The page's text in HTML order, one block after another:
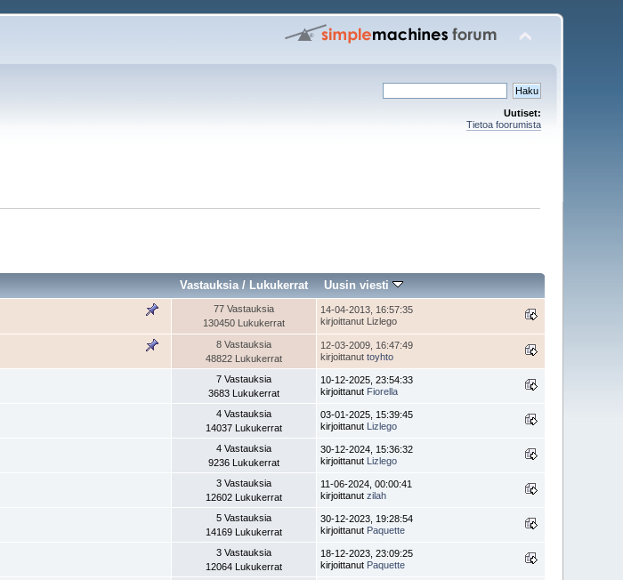
Uutiset:
Tietoa foorumista
Vastauksia/ Lukukerrat Uusin viesti
77 Vastauksia
130450 Lukukerrat
14-04-2013, 16:57:35
kirjoittanut Lizlego
8 Vastauksia
48822 Lukukerrat
12-03-2009, 16:47:49
kirjoittanuttoyhto
7 Vastauksia
3683 Lukukerrat
10-12-2025, 23:54:33
kirjoittanut Fiorella
4 Vastauksia
14037 Lukukerrat
03-01-2025, 15:39:45
kirjoittanut Lizlego
4 Vastauksia
9236 Lukukerrat
30-12-2024, 15:36:32
kirjoittanut Lizlego
3 Vastauksia
12602 Lukukerrat
11-06-2024, 00:00:41
kirjoittanutzilah
5 Vastauksia
14169 Lukukerrat
30-12-2023, 19:28:54
kirjoittanut Paquette
3 Vastauksia
12064 Lukukerrat
18-12-2023, 23:09:25
kirjoittanut Paquette